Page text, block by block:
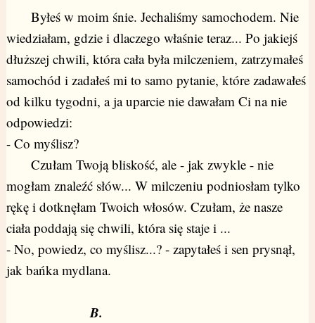
Byłeś w moim śnie. Jechaliśmy samochodem. Nie
wiedziałam, gdzie i dlaczego właśnie teraz... Po jakiejś
dłuższej chwili, która cała była milczeniem, zatrzymałeś
samochód i zadałeś mi to samo pytanie, które zadawałeś
od kilku tygodni, a ja uparcie nie dawałam Ci na nie
odpowiedzi:
- Co myślisz?
Czułam Twoją bliskość, ale - jak zwykle - nie
mogłam znaleźć słów... W milczeniu podniosłam tylko
rękę i dotknęłam Twoich włosów. Czułam, że nasze
ciała poddają się chwili, która się staje i ...
- No, powiedz, co myślisz...? - zapytałeś i sen prysnął,
jak bańka mydlana.
B.